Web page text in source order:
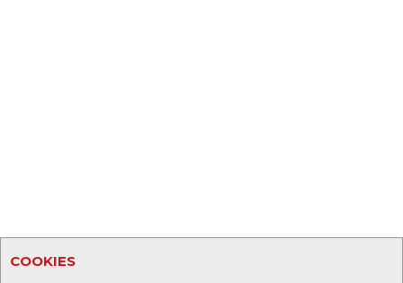
COOKIES